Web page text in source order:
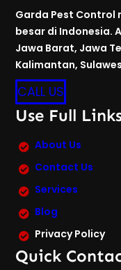
Garda Pest Control
besar di Indonesia.
Jawa Barat, Jawa
Kalimantan,
CALL US
Use Full
About Us
Contact Us
Services
Blog
Privacy Policy
Quick